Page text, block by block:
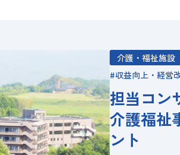
介護・福祉施設
収益向上・経営
担当コン
介護福祉
ント